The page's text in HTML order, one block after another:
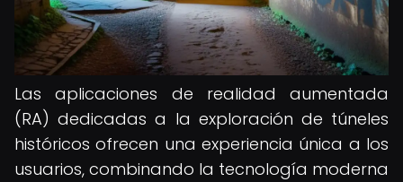
Las aplicaciones de realidad aumentada
(RA) dedicadas a la exploración de túneles
históricos ofrecen una experiencia única a los
usuarios, combinando la tecnología moderna